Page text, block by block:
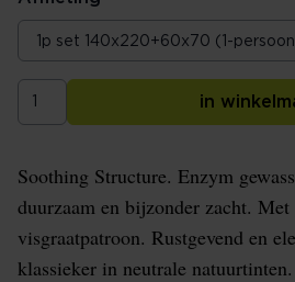
in
Soothing Structure. Enzym
duurzaam en bijzonder zacht.
visgraatpatroon. Rustgevend en
klassieker in neutrale natuurtinten.